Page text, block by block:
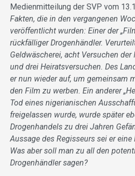
Medienmitteilung der SVP vom
Fakten, die in den vergangenen
veröffentlicht wurden: Einer der
rückfälliger Drogenhändler.
Geldwäscherei, acht Versuchen
und drei Heiratsversuchen. Des
er nun wieder auf, um gemeinsam
den Film zu werben. Ein anderer
Tod eines nigerianischen
freigelassen wurde, wurde später
Drogenhandels zu drei Jahren
Aussage des Regisseurs sei er
Was aber soll man zu all den
Drogenhändler sagen?